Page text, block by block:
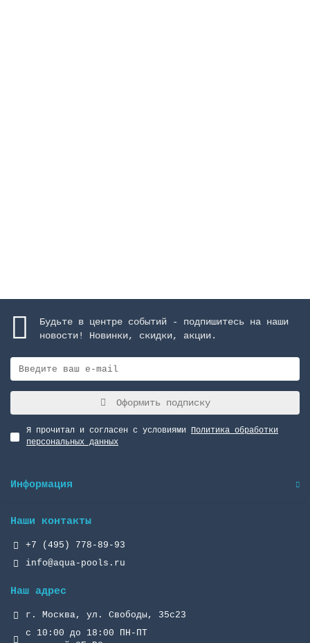
Будьте в центре событий - подпишитесь на наши
новости! Новинки, скидки, акции.
Оформить подписку
Я прочитал и согласен с условиями Политика обработки
персональных данных
Информация
Наши контакты
+7 (495) 778-89-93
info@aqua-pools.ru
Наш адрес
г. Москва, ул. Свободы, 35с23
с 10:00 до 18:00 ПН-ПТ